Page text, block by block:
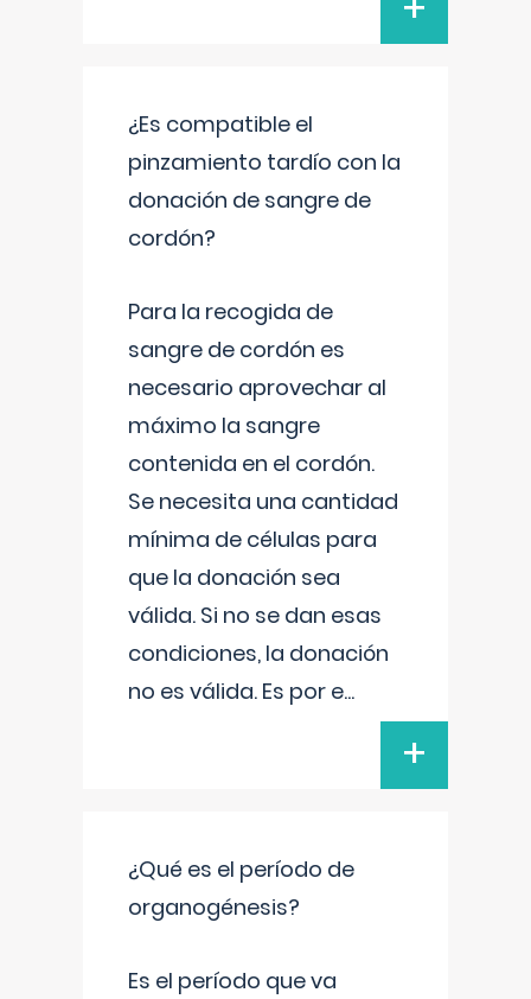
¿Es compatible el
pinzamiento tardío con la
donación de sangre de
cordón?
Para la recogida de
sangre de cordón es
necesario aprovechar al
máximo la sangre
contenida en el cordón.
Se necesita una cantidad
mínima de células para
que la donación sea
válida. Si no se dan esas
condiciones, la donación
no es válida. Es por e...
+
¿Qué es el período de
organogénesis?
Es el período que va